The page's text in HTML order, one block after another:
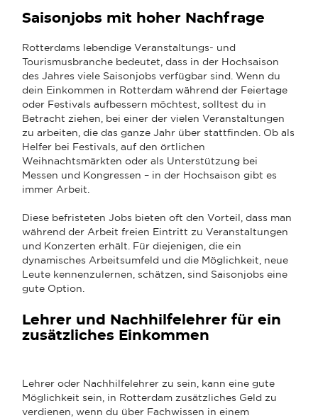
Saisonjobs mit hoher Nachfrage
Rotterdams lebendige Veranstaltungs- und
Tourismusbranche bedeutet, dass in der Hochsaison
des Jahres viele Saisonjobs verfügbar sind. Wenn du
dein Einkommen in Rotterdam während der Feiertage
oder Festivals aufbessern möchtest, solltest du in
Betracht ziehen, bei einer der vielen Veranstaltungen
zu arbeiten, die das ganze Jahr über stattfinden. Ob als
Helfer bei Festivals, auf den örtlichen
Weihnachtsmärkten oder als Unterstützung bei
Messen und Kongressen – in der Hochsaison gibt es
immer Arbeit.
Diese befristeten Jobs bieten oft den Vorteil, dass man
während der Arbeit freien Eintritt zu Veranstaltungen
und Konzerten erhält. Für diejenigen, die ein
dynamisches Arbeitsumfeld und die Möglichkeit, neue
Leute kennenzulernen, schätzen, sind Saisonjobs eine
gute Option.
Lehrer und Nachhilfelehrer für ein
zusätzliches Einkommen
Lehrer oder Nachhilfelehrer zu sein, kann eine gute
Möglichkeit sein, in Rotterdam zusätzliches Geld zu
verdienen, wenn du über Fachwissen in einem